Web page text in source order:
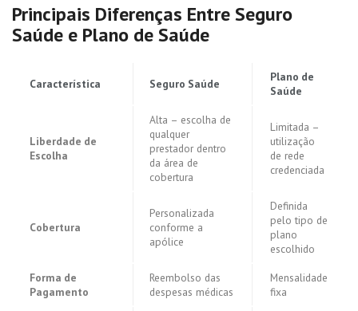
Principais Diferenças Entre Seguro
Saúde e Plano de Saúde
Característica Seguro Saúde
Plano de
Saúde
Liberdade de
Escolha
Alta – escolha de
qualquer
prestador dentro
da área de
cobertura
Limitada –
utilização
de rede
credenciada
Cobertura
Personalizada
conforme a
apólice
Definida
pelo tipo de
plano
escolhido
Forma de
Pagamento
Reembolso das
despesas médicas
Mensalidade
fixa